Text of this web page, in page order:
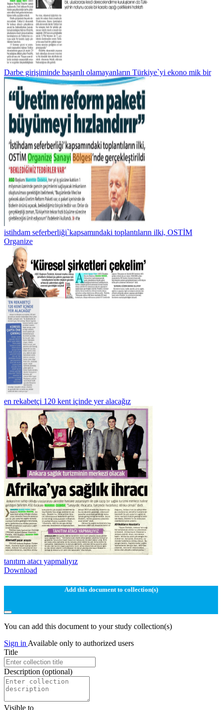
Darbe girişiminde başarılı olamayanların Türkiye`yi ekono mik bir
istihdam seferberliği`kapsamındaki toplantıların ilki, OSTİM
Organize
en rekabetçi 120 kent içinde yer alacağız
tanıtım atacı yapmalıyız
Download
Add this document to collection(s)
You can add this document to your study collection(s)
Sign in Available only to authorized users
Title
Description (optional)
Visible to